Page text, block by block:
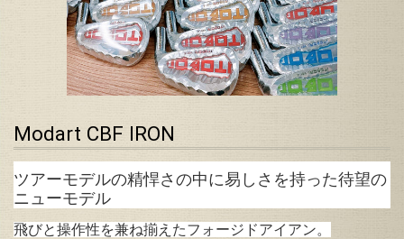
Modart CBF IRON
ツアーモデルの精悍さの中に易しさを持った待望の
ニューモデル
飛びと操作性を兼ね揃えたフォージドアイアン。